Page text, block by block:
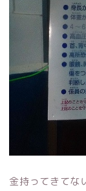
金持ってきてな